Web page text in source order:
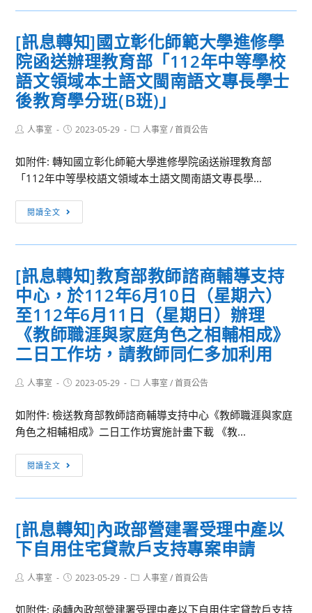
文，
經
總
統
於
年
月
17
日
公
布
競
第
15
週
整
潔、
秩
成
績
[訊息轉知]國立彰化師範大學進修學
院函送辦理教育部「112年中等學校
語文領域本土語文閩南語文專長學士
後教育學分班(B班)」
Post人事室
Post2023-05-29
Post人事室 / 首頁公告
如附件: 轉知國立彰化師範大學進修學院函送辦理教育部
「112年中等學校語文領域本土語文閩南語文專長學...
閱讀全文
息
轉
國
立
彰
化
師
範
進
修
函
理
教
育
部
年
[訊息轉知]教育部教師諮商輔導支持
中心，於112年6月10日（星期六）
至112年6月11日（星期日）辦理
《教師職涯與家庭角色之相輔相成》
二日工作坊，請教師同仁多加利用
Post人事室
Post2023-05-29
Post人事室 / 首頁公告
如附件: 檢送教育部教師諮商輔導支持中心《教師職涯與家庭
角色之相輔相成》二日工作坊實施計畫下載 《教...
閱讀全文
息
轉
教
育
教
[訊息轉知]內政部營建署受理中產以
下自用住宅貸款戶支持專案申請
Post人事室
Post2023-05-29
Post人事室 / 首頁公告
如附件: 函轉內政部營建署受理中產以下自用住宅貸款戶支持